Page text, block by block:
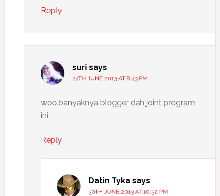
Reply
suri says
24TH JUNE 2013 AT 8:43 PM
woo.banyaknya blogger dah joint program
ini
Reply
Datin Tyka says
30TH JUNE 2013 AT 10:32 PM